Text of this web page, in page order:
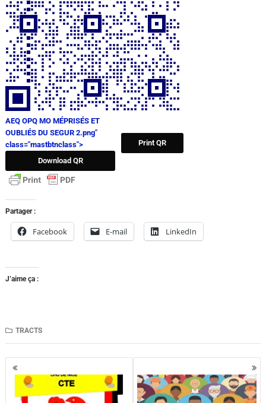
AEQ OPQ MO MÉPRISÉS ET
OUBLIÉS DU SEGUR 2.png"
class="mastbtnclass">
Download QR
Print QR
Partager :
Facebook E-mail LinkedIn
J’aime ça :
TRACTS